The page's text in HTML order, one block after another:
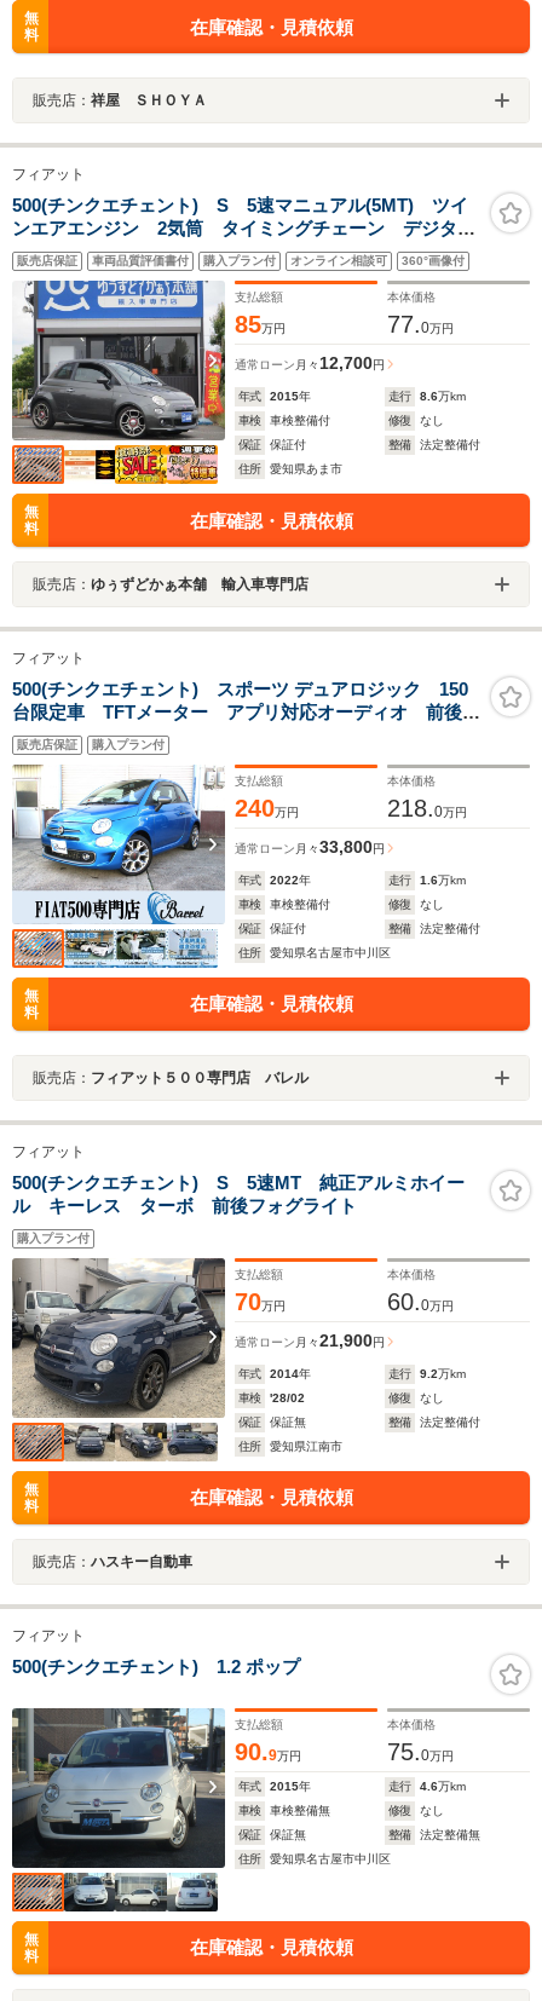
無
料
在庫確認・見積依頼
販売店： 祥屋 ＳＨＯＹＡ
フィアット
500(チンクエチェント) S 5速マニュアル(5MT) ツイ
ンエアエンジン 2気筒 タイミングチェーン デジタル
メーター ETC キーレス 17インチアルミホイール
ハーフレザーシート
販売店保証 車両品質評価書付 購入プラン付 オンライン相談可 360°画像付
支払総額
85万円
本体価格
77.0万円
通常ローン 月々12,700円
年式 2015年 走行 8.6万km
車検
車検整備付 修復
なし
保証
保証付 整備
法定整備付
住所
愛知県あま市
無
料
在庫確認・見積依頼
販売店： ゆぅずどかぁ本舗 輸入車専門店
フィアット
500(チンクエチェント) スポーツ デュアロジック 150
台限定車 TFTメーター アプリ対応オーディオ 前後ド
ライブレコーダー HIDヘッドライト ガラスルーフ 16
インチアルミ バックソナー クルーズコントロール
販売店保証 購入プラン付
支払総額
240万円
本体価格
218.0万円
通常ローン 月々33,800円
年式 2022年 走行 1.6万km
車検
車検整備付 修復
なし
保証
保証付 整備
法定整備付
住所
愛知県名古屋市中川区
無
料
在庫確認・見積依頼
販売店： フィアット５００専門店 バレル
フィアット
500(チンクエチェント) S 5速MT 純正アルミホイー
ル キーレス ターボ 前後フォグライト
購入プラン付
支払総額
70万円
本体価格
60.0万円
通常ローン 月々21,900円
年式 2014年 走行 9.2万km
車検
'28/02 修復
なし
保証
保証無 整備
法定整備付
住所
愛知県江南市
無
料
在庫確認・見積依頼
販売店： ハスキー自動車
フィアット
500(チンクエチェント) 1.2 ポップ
支払総額
90.9万円
本体価格
75.0万円
年式 2015年 走行 4.6万km
車検
車検整備無 修復
なし
保証
保証無 整備
法定整備無
住所
愛知県名古屋市中川区
無
料
在庫確認・見積依頼